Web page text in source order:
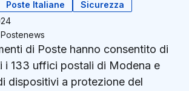
Poste Italiane
Sicurezza
di Poste hanno consentito di
i 133 uffici postali di Modena e
dispositivi a protezione del